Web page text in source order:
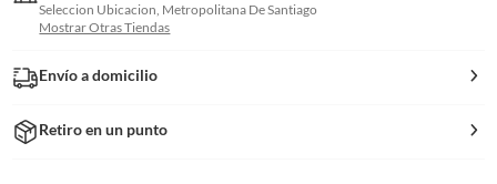
Seleccion Ubicacion, Metropolitana De Santiago
Mostrar Otras Tiendas
Envío a domicilio
Retiro en un punto